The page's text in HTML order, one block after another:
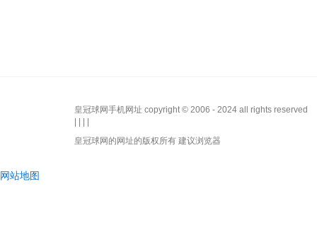
皇冠球网手机网址 copyright © 2006 - 2024 all rights reserved
皇冠球网的网址的版权所有 建议浏览器
网站地图